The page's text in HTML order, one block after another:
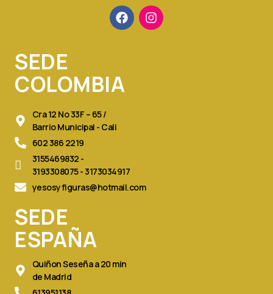
F
a
c
o
k
I
n
s
SEDE
COLOMBIA
Cra 12 No 33F – 65 /
Barrio Municipal - Cali
602 386 2219
3155469832 -
3193308075 - 3173034917
yesosyfiguras@hotmail.com
SEDE
ESPAÑA
Quiñon Seseña a 20 min
de Madrid